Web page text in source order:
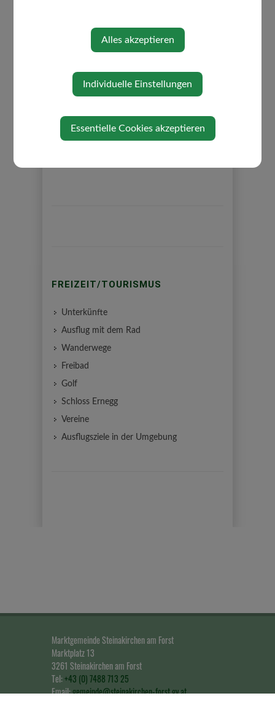
FREIZEIT/TOURISMUS
Unterkünfte
Ausflug mit dem Rad
Wanderwege
Freibad
Golf
Schloss Ernegg
Vereine
Ausflugsziele in der Umgebung
Marktgemeinde Steinakirchen am Forst
Marktplatz 13
3261 Steinakirchen am Forst
Tel:+43 (0) 7488 713 25
Email:gemeinde@steinakirchen-forst.gv.at
Alles akzeptieren
Individuelle Einstellungen
Essentielle Cookies akzeptieren